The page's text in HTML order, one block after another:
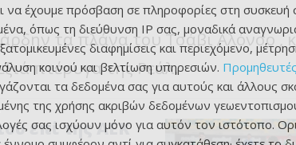
τα πλάνα του Τσάβι Αλόνσο ,
πτέρυγα της Ρεάλ.
επί της ΑΕΚ
να έχουμε πρόσβαση σε πληροφορίες στη συσκευή
όπως τη διεύθυνση IP σας, μοναδικά
διαφημίσεις και περιεχόμενο,
κοινού και βελτίωση υπηρεσιών.
τα δεδομένα σας για αυτούς και άλλους
της χρήσης ακριβών δεδομένων
σας ισχύουν μόνο για αυτόν τον ιστότοπο.